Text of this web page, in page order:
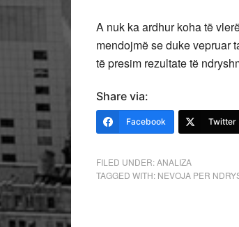
A nuk ka ardhur koha të
mendojmë se duke vepruar
të presim rezultate të
Share via:
Facebook Twitter
FILED UNDER:ANALIZA
TAGGED WITH: NEVOJA PER